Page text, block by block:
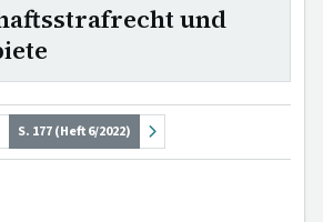
und
S. 177 (Heft 6/2022)